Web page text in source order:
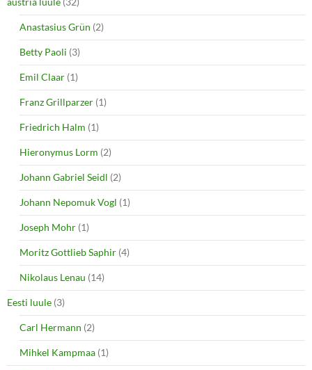
) w
)
Anastasius Grün (2)
Betty Paoli (3)
Emil Claar (1)
Franz Grillparzer (1)
Friedrich Halm (1)
Hieronymus Lorm (2)
Johann Gabriel Seidl (2)
Johann Nepomuk Vogl (1)
Joseph Mohr (1)
Moritz Gottlieb Saphir (4)
Nikolaus Lenau (14)
Eesti luule (3)
Carl Hermann (2)
Mihkel Kampmaa (1)